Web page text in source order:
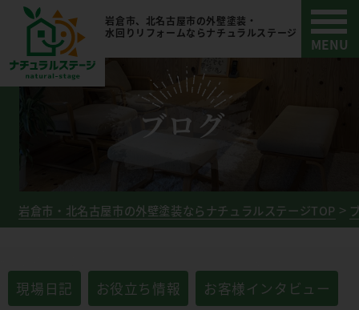
岩倉市、北名古屋市の外壁塗装・
水回りリフォームならナチュラルステージ
ブログ
岩倉市・北名古屋市の外壁塗装ならナチュラルステージTOP
現場日記 お役立ち情報 お客様インタビュー